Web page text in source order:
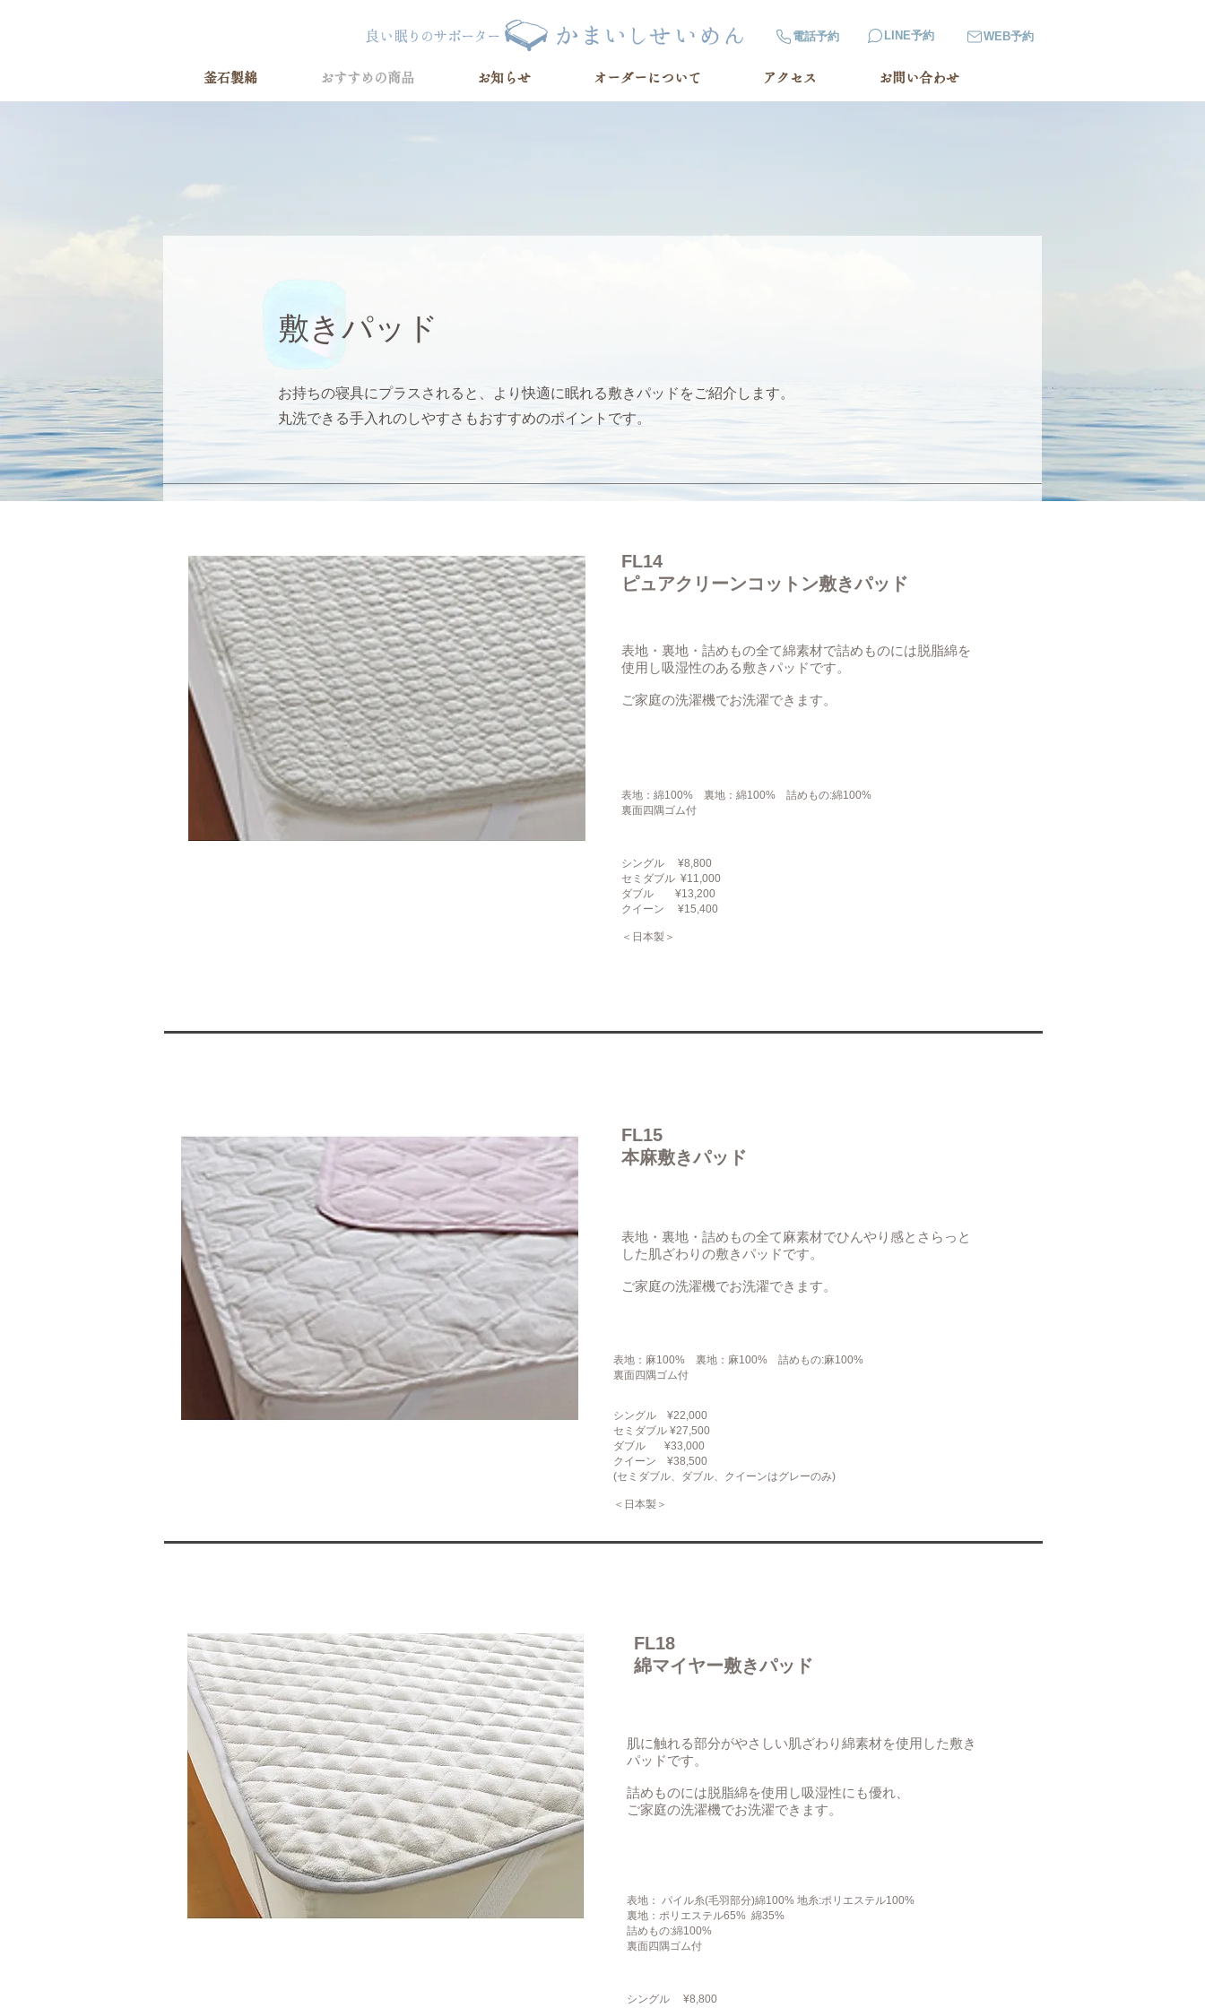
電話予約 LINE予約 WEB予約
釜石製綿 おすすめの商品 お知らせ オーダーについて アクセス お問い合わせ
​敷きパッド
お持ちの寝具にプラスされると、より快適に眠れる敷きパッドをご紹介します。
​丸洗できる手入れのしやすさもおすすめのポイントです。
FL14
ピュアクリーンコットン敷きパッド
表地・裏地・詰めもの全て綿素材で詰めものには脱脂綿を
使用し吸湿性のある敷きパッドです。
ご家庭の洗濯機でお洗濯できます。
表地：綿100% 裏地：綿100% 詰めもの:綿100%
裏面四隅ゴム付
シングル ¥8,800
セミダブル ¥11,000
ダブル ¥13,200
クイーン ¥15,400
＜日本製＞
FL15
本麻敷きパッド
表地・裏地・詰めもの全て麻素材でひんやり感とさらっと
した肌ざわりの敷きパッドです。
ご家庭の洗濯機でお洗濯できます。
表地：麻100% 裏地：麻100% 詰めもの:麻100%
裏面四隅ゴム付
シングル ¥22,000
セミダブル ¥27,500
ダブル ¥33,000
クイーン ¥38,500
(セミダブル、ダブル、クイーンはグレーのみ)
＜日本製＞
FL18
綿マイヤー敷きパッド
肌に触れる部分がやさしい肌ざわり綿素材を使用した敷き
パッドです。
詰めものには脱脂綿を使用し吸湿性にも優れ、
ご家庭の洗濯機でお洗濯できます。
表地： パイル糸(毛羽部分)綿100% 地糸:ポリエステル100%
裏地：ポリエステル65% 綿35%
詰めもの:綿100%
裏面四隅ゴム付
シングル ¥8,800